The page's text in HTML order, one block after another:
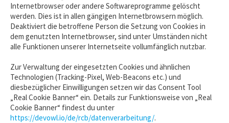
Internetbrowser oder andere Softwareprogramme gelöscht
werden. Dies ist in allen gängigen Internetbrowsern möglich.
Deaktiviert die betroffene Person die Setzung von Cookies in
dem genutzten Internetbrowser, sind unter Umständen nicht
alle Funktionen unserer Internetseite vollumfänglich nutzbar.
Zur Verwaltung der eingesetzten Cookies und ähnlichen
Technologien (Tracking-Pixel, Web-Beacons etc.) und
diesbezüglicher Einwilligungen setzen wir das Consent Tool
„Real Cookie Banner“ ein. Details zur Funktionsweise von „Real
Cookie Banner“ findest du unter
https://devowl.io/de/rcb/datenverarbeitung/.